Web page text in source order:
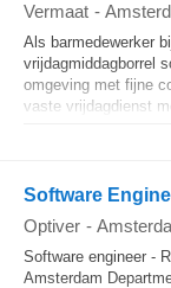
Vermaat -
Als barmedewerker
vrijdagmiddagborrel
omgeving met fijne
vaste vrijdagdienst
Software
Optiver -
Software engineer -
Amsterdam